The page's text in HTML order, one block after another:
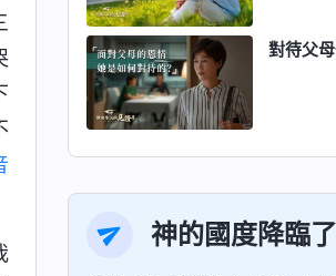
對待父
神的國度降臨了